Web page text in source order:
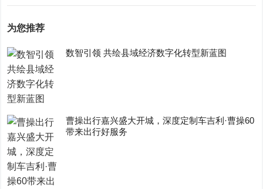
为您推荐
数智引领 共绘县域经济数字化转型新蓝图
曹操出行嘉兴盛大开城，深度定制车吉利·曹操60
带来出行好服务